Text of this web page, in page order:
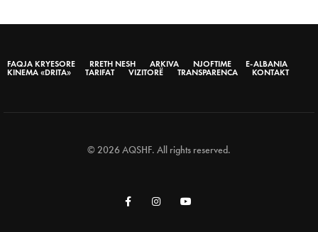
FAQJA KRYESORE RRETH NESH ARKIVA NJOFTIME
E-ALBANIA
KINEMA «DRITA»
TARIFAT VIZITORË TRANSPARENCA KONTAKT
© 2026 AQSHF. All rights reserved.